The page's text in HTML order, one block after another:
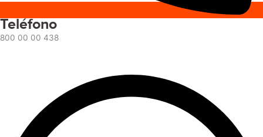
Teléfono
800 00 00 438